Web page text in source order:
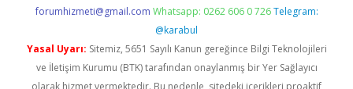
forumhizmeti@gmail.com Whatsapp: 0262 606 0 726 Telegram:
@karabul
Yasal Uyarı: Sitemiz, 5651 Sayılı Kanun gereğince Bilgi Teknolojileri
ve İletişim Kurumu (BTK) tarafından onaylanmış bir Yer Sağlayıcı
olarak hizmet vermektedir. Bu nedenle, sitedeki içerikleri proaktif